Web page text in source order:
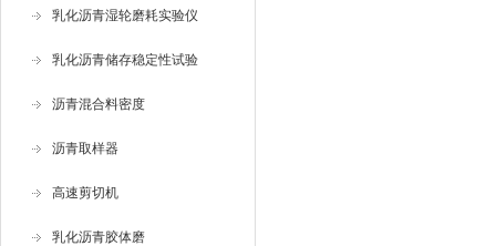
乳化沥青湿轮磨耗实验仪
乳化沥青储存稳定性试验
沥青混合料密度
沥青取样器
高速剪切机
乳化沥青胶体磨